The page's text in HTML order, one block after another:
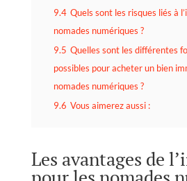
9.4 Quels sont les risques liés à
nomades numériques ?
9.5 Quelles sont les différentes
possibles pour acheter un bien
nomades numériques ?
9.6 Vous aimerez aussi :
Les avantages de